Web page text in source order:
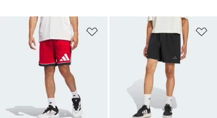
Op verlanglijst zetten